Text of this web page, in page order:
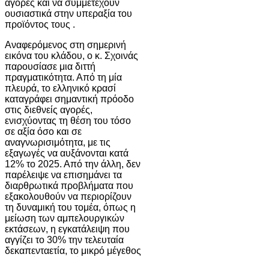
αγορές και να συμμετέχουν
ουσιαστικά στην υπεραξία του
προϊόντος τους .
Αναφερόμενος στη σημερινή
εικόνα του κλάδου, ο κ. Σχοινάς
παρουσίασε μια διττή
πραγματικότητα. Από τη μία
πλευρά, το ελληνικό κρασί
καταγράφει σημαντική πρόοδο
στις διεθνείς αγορές,
ενισχύοντας τη θέση του τόσο
σε αξία όσο και σε
αναγνωρισιμότητα, με τις
εξαγωγές να αυξάνονται κατά
12% το 2025. Από την άλλη, δεν
παρέλειψε να επισημάνει τα
διαρθρωτικά προβλήματα που
εξακολουθούν να περιορίζουν
τη δυναμική του τομέα, όπως η
μείωση των αμπελουργικών
εκτάσεων, η εγκατάλειψη που
αγγίζει το 30% την τελευταία
δεκαπενταετία, το μικρό μέγεθος